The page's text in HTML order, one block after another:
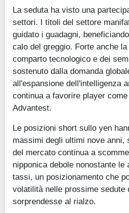
La seduta ha visto una
settori. I titoli del settore
guidato i guadagni,
calo del greggio. Forte anche
comparto tecnologico e dei
sostenuto dalla domanda
all'espansione dell'intelligenza
continua a favorire player
Advantest.
Le posizioni short sullo yen
massimi degli ultimi nove anni,
del mercato continua a
nipponica debole nonostante le
tassi, un posizionamento che
volatilità nelle prossime sedute
sorprendesse al rialzo.